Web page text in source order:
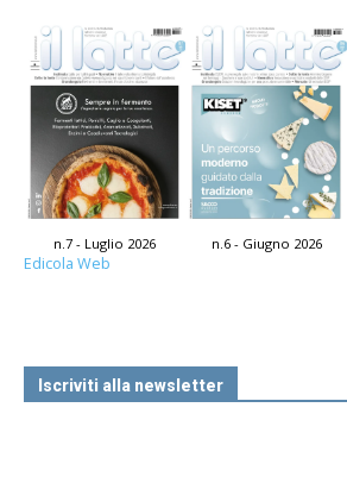
n.7 - Luglio 2026 n.6 - Giugno 2026
Edicola Web
Iscriviti alla newsletter